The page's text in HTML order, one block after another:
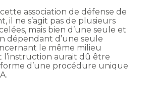
association de défense de
il ne s’agit pas de plusieurs
mais bien d’une seule et
dépendant d’une seule
le même milieu
aurait dû être
forme d’une procédure unique